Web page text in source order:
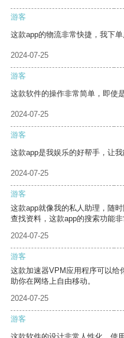
游客
这款app的物流非常快捷，我下单
2024-07-25
游客
这款软件的操作非常简单，即使
2024-07-25
游客
这款app是我娱乐的好帮手，让
2024-07-25
游客
这款app就像我的私人助理，随
查找资料，这款app的搜索功能
2024-07-25
游客
这款加速器VPM应用程序可以给
助你在网络上自由移动。
2024-07-25
游客